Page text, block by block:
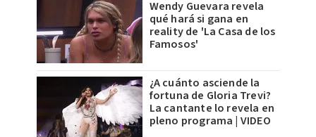
Wendy Guevara revela
qué hará si gana en
reality de 'La Casa de los
Famosos'
¿A cuánto asciende la
fortuna de Gloria Trevi?
La cantante lo revela en
pleno programa | VIDEO